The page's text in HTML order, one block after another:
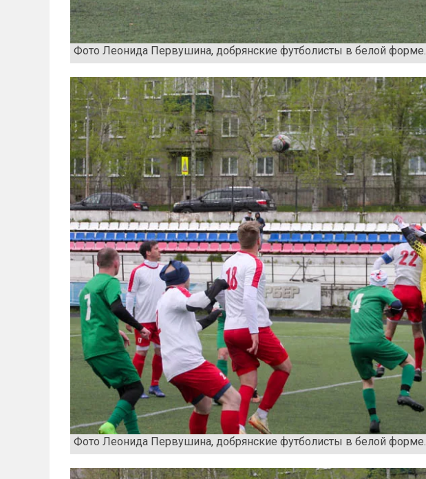
Фото Леонида Первушина, добрянские футболисты в белой форме.
Фото Леонида Первушина, добрянские футболисты в белой форме.